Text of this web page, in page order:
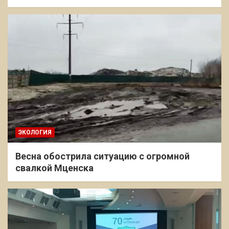
ЭКОЛОГИЯ
Весна обострила ситуацию с огромной
свалкой Мценска